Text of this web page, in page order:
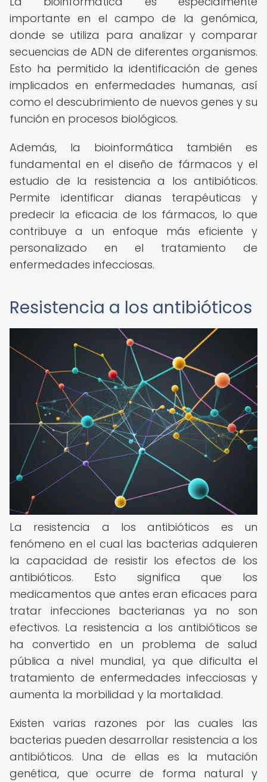
importante en el campo de la genómica,
donde se utiliza para analizar y comparar
secuencias de ADN de diferentes organismos.
Esto ha permitido la identificación de genes
implicados en enfermedades humanas, así
como el descubrimiento de nuevos genes y su
función en procesos biológicos.
Además, la bioinformática también es
fundamental en el diseño de fármacos y el
estudio de la resistencia a los antibióticos.
Permite identificar dianas terapéuticas y
predecir la eficacia de los fármacos, lo que
contribuye a un enfoque más eficiente y
personalizado en el tratamiento de
enfermedades infecciosas.
Resistencia a los antibióticos
La resistencia a los antibióticos es un
fenómeno en el cual las bacterias adquieren
la capacidad de resistir los efectos de los
antibióticos. Esto significa que los
medicamentos que antes eran eficaces para
tratar infecciones bacterianas ya no son
efectivos. La resistencia a los antibióticos se
ha convertido en un problema de salud
pública a nivel mundial, ya que dificulta el
tratamiento de enfermedades infecciosas y
aumenta la morbilidad y la mortalidad.
Existen varias razones por las cuales las
bacterias pueden desarrollar resistencia a los
antibióticos. Una de ellas es la mutación
genética, que ocurre de forma natural y